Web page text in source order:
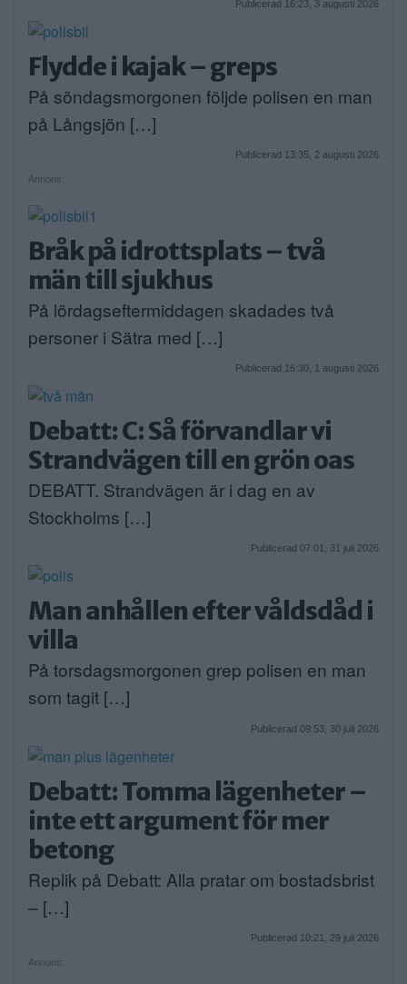
Publicerad 16:23, 3 augusti 2026
Flydde i kajak – greps
På söndagsmorgonen följde polisen en man
på Långsjön […]
Publicerad 13:35, 2 augusti 2026
Annons:
Bråk på idrottsplats – två
män till sjukhus
På lördagseftermiddagen skadades två
personer i Sätra med […]
Publicerad 16:30, 1 augusti 2026
Debatt: C: Så förvandlar vi
Strandvägen till en grön oas
DEBATT. Strandvägen är i dag en av
Stockholms […]
Publicerad 07:01, 31 juli 2026
Man anhållen efter våldsdåd i
villa
På torsdagsmorgonen grep polisen en man
som tagit […]
Publicerad 09:53, 30 juli 2026
Debatt: Tomma lägenheter –
inte ett argument för mer
betong
Replik på Debatt: Alla pratar om bostadsbrist
– […]
Publicerad 10:21, 29 juli 2026
Annons: